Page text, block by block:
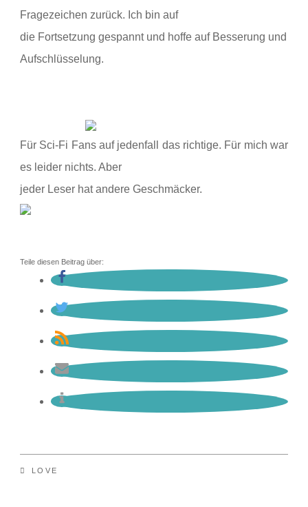
Fragezeichen zurück. Ich bin auf
die Fortsetzung gespannt und hoffe auf Besserung und
Aufschlüsselung.
Für Sci-Fi Fans auf jedenfall das richtige. Für mich war
es leider nichts. Aber
jeder Leser hat andere Geschmäcker.
Teile diesen Beitrag über:
LOVE